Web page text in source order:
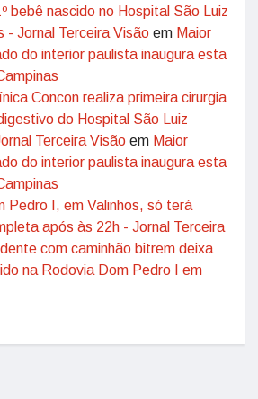
bebê nascido no Hospital São Luiz
- Jornal Terceira Visão em Maior
do interior paulista inaugura esta
Concon realiza primeira cirurgia
do Hospital São Luiz
Terceira Visão em Maior
do interior paulista inaugura esta
Pedro I, em Valinhos, só terá
após às 22h - Jornal Terceira
com caminhão bitrem deixa
na Rodovia Dom Pedro I em